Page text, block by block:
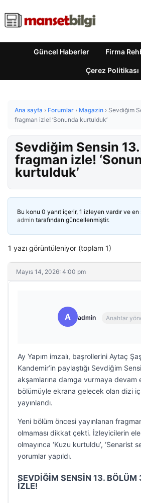
Güncel Haberler Firma
Çerez Politikası
Ana sayfa › Forumlar › Magazin › Sevdiğim
fragman izle! ‘Sonunda kurtulduk’
Sevdiğim Sensin
fragman izle!
kurtulduk’
Bu konu 0 yanıt içerir, 1 izleyen vardır ve en
admin tarafından güncellenmiştir.
1 yazı görüntüleniyor (toplam 1)
Mayıs 14, 2026: 4:00 pm
A admin Anahtar
Ay Yapım imzalı, başrollerini Aytaç
Kandemir’in paylaştığı Sevdiğim
akşamlarına damga vurmaya devam
bölümüyle ekrana gelecek olan dizi
yayınlandı.
Yeni bölüm öncesi yayınlanan
olmaması dikkat çekti. İzleyicilerin
olmayınca ‘Kuzu kurtuldu’, ‘Senarist
yorumlar yapıldı.
SEVDİĞİM SENSİN 13. BÖLÜM
İZLE!